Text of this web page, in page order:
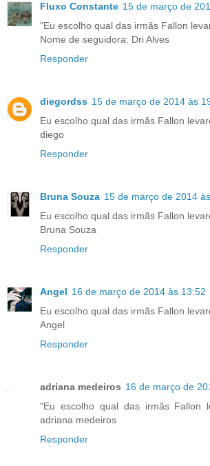
Fluxo Constante 15 de março de
"Eu escolho qual das irmãs Fallon
Nome de seguidora: Dri Alves
Responder
diegordss 15 de março de 2014 às
Eu escolho qual das irmãs Fallon
diego
Responder
Bruna Souza 15 de março de 2014
Eu escolho qual das irmãs Fallon
Bruna Souza
Responder
Angel 16 de março de 2014 às 13:52
Eu escolho qual das irmãs Fallon
Angel
Responder
adriana medeiros 16 de março de
"Eu escolho qual das irmãs Fallon
adriana medeiros
Responder